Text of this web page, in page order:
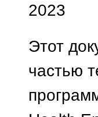
2023
Этот
частью